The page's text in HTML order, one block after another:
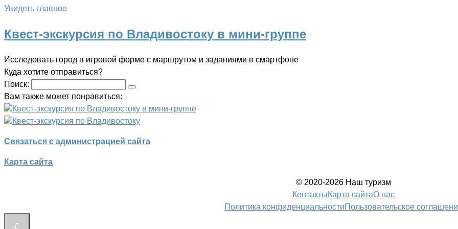
Увидеть главное
Квест-экскурсия по Владивостоку в мини-группе
Исследовать город в игровой форме с маршрутом и заданиями в смартфоне
Куда хотите отправиться?
Поиск:
Вам также может понравиться:
Квест-экскурсия по Владивостоку в мини-группе
Квест-экскурсия по Владивостоку
Связаться с администрацией сайта
Карта сайта
© 2020-2026 Наш туризм
КонтактыКарта сайтаО нас
Политика конфиденциальностиПользовательское